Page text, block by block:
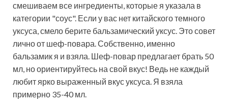
смешиваем все ингредиенты, которые я указала в
категории "соус". Если у вас нет китайского темного
уксуса, смело берите бальзамический уксус. Это совет
лично от шеф-повара. Собственно, именно
бальзамик я и взяла. Шеф-повар предлагает брать 50
мл, но ориентируйтесь на свой вкус! Ведь не каждый
любит ярко выраженный вкус уксуса. Я взяла
примерно 35-40 мл.